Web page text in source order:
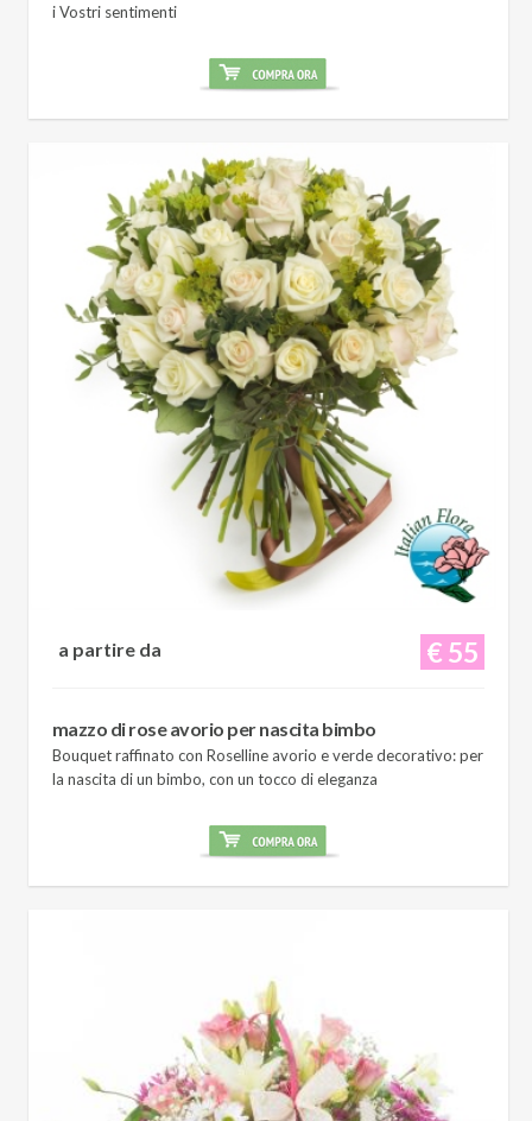
i Vostri sentimenti
€ 55
a partire da
mazzo di rose avorio per nascita bimbo
Bouquet raffinato con Roselline avorio e verde decorativo: per
la nascita di un bimbo, con un tocco di eleganza